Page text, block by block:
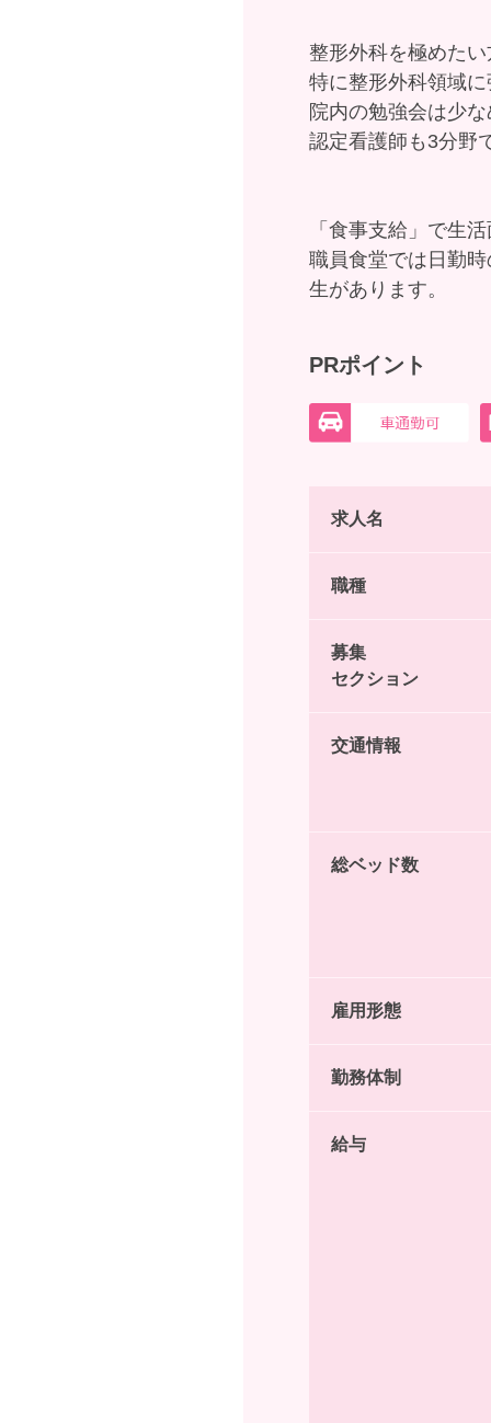
整形外科を極めた
特に整形外科領域
院内の勉強会は少
認定看護師も3分野
「食事支給」で生
職員食堂では日勤
生があります。
PRポイント
求人名
職種
募集
セクション
交通情報
総ベッド数
雇用形態
勤務体制
給与